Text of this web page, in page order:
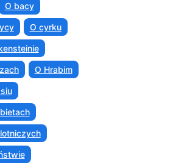
O bacy
O cyrku
O Hrabim